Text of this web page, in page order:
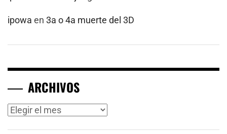
ipowa en 3a o 4a muerte del 3D
ARCHIVOS
Archivos